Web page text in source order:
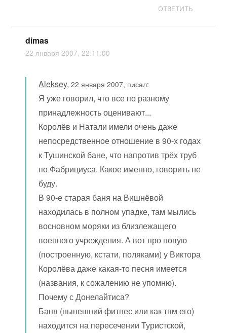
ОТВЕТИТЬ
dimas
22 января 2007, 22:11:00
Aleksey,22 января 2007, писал:
Я уже говорил, что все по разному
принадлежность оценивают...
Королёв и Натали имели очень даже
непосредственное отношение в 90-х годах
к Тушинской бане, что напротив трёх труб
по Фабрициуса. Какое именно, говорить не
буду.
В 90-е старая баня на Вишнёвой
находилась в полном упадке, там мылись
восновном моряки из близлежащего
военного учреждения. А вот про новую
(построенную, кстати, поляками) у Виктора
Королёва даже какая-то песня имеется
(названия, к сожалению не упомню).
Почему с Донелайтиса?
Баня (нынешний фитнес или как тпм его)
находится на пересечении Туристской,